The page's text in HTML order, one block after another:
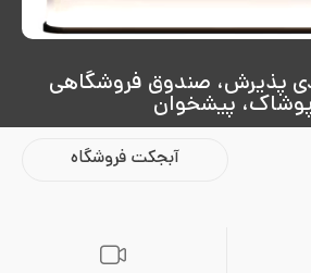
پذیرش، صندوق فروشگاهی
پوشاک، پیشخوان
آبجکت فروشگاه